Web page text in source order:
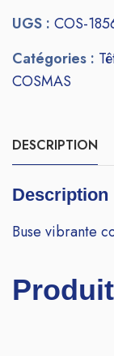
UGS : COS-
Catégories :
COSMAS
DESCRIPTION
Description
Buse vibrante